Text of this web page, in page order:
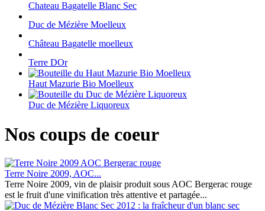
Chateau Bagatelle Blanc Sec
Duc de Mézière Moelleux
Château Bagatelle moelleux
Terre DOr
Haut Mazurie Bio Moelleux
Duc de Mézière Liquoreux
Nos coups de coeur
Terre Noire 2009, AOC...
Terre Noire 2009, vin de plaisir produit sous AOC Bergerac rouge
est le fruit d'une vinification très attentive et partagée...